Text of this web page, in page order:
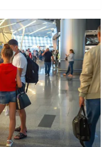
mu pomóc.
wodospadu?